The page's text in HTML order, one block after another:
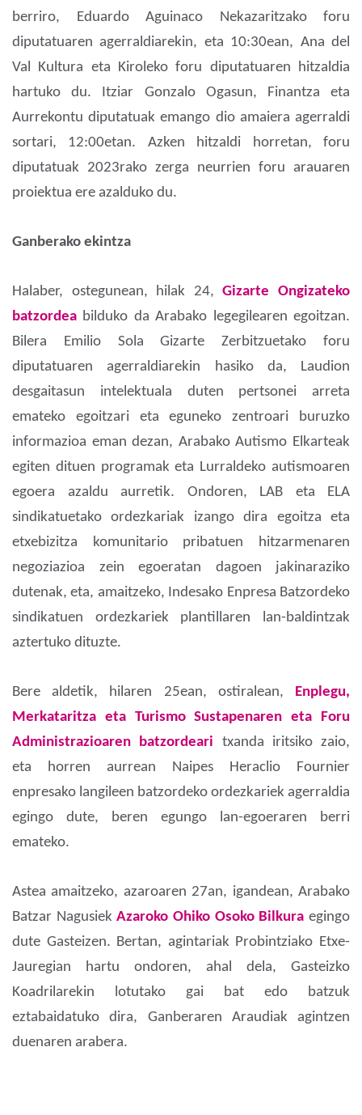
berriro, Eduardo Aguinaco Nekazaritzako foru
diputatuaren agerraldiarekin, eta 10:30ean, Ana del
Val Kultura eta Kiroleko foru diputatuaren hitzaldia
hartuko du. Itziar Gonzalo Ogasun, Finantza eta
Aurrekontu diputatuak emango dio amaiera agerraldi
sortari, 12:00etan. Azken hitzaldi horretan, foru
diputatuak 2023rako zerga neurrien foru arauaren
proiektua ere azalduko du.
Ganberako ekintza
Halaber, ostegunean, hilak 24,Gizarte Ongizateko
batzordea bilduko da Arabako legegilearen egoitzan.
Bilera Emilio Sola Gizarte Zerbitzuetako foru
diputatuaren agerraldiarekin hasiko da, Laudion
desgaitasun intelektuala duten pertsonei arreta
emateko egoitzari eta eguneko zentroari buruzko
informazioa eman dezan, Arabako Autismo Elkarteak
egiten dituen programak eta Lurraldeko autismoaren
egoera azaldu aurretik. Ondoren, LAB eta ELA
sindikatuetako ordezkariak izango dira egoitza eta
etxebizitza komunitario pribatuen hitzarmenaren
negoziazioa zein egoeratan dagoen jakinaraziko
dutenak, eta, amaitzeko, Indesako Enpresa Batzordeko
sindikatuen ordezkariek plantillaren lan-baldintzak
aztertuko dituzte.
Bere aldetik, hilaren 25ean, ostiralean, Enplegu,
Merkataritza eta Turismo Sustapenaren eta Foru
Administrazioaren batzordeari txanda iritsiko zaio,
eta horren aurrean Naipes Heraclio Fournier
enpresako langileen batzordeko ordezkariek agerraldia
egingo dute, beren egungo lan-egoeraren berri
emateko.
Astea amaitzeko, azaroaren 27an, igandean, Arabako
Batzar NagusiekAzaroko Ohiko Osoko Bilkuraegingo
dute Gasteizen. Bertan, agintariak Probintziako Etxe-
Jauregian hartu ondoren, ahal dela, Gasteizko
Koadrilarekin lotutako gai bat edo batzuk
eztabaidatuko dira, Ganberaren Araudiak agintzen
duenaren arabera.